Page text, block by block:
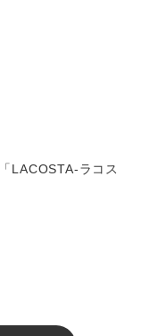
LACOSTA-ラコス